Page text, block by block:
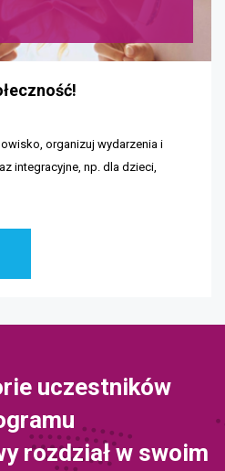
organizuj wydarzenia i
integracyjne, np. dla dzieci,
uczestników
rozdział w swoim